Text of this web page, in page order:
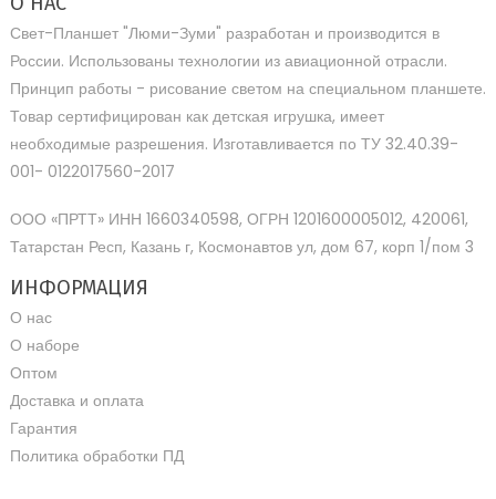
Свет-Планшет "Люми-Зуми" разработан и производится в
России. Использованы технологии из авиационной отрасли.
Принцип работы - рисование светом на специальном планшете.
Товар сертифицирован как детская игрушка, имеет
необходимые разрешения. Изготавливается по ТУ 32.40.39-
001- 0122017560-2017
ООО «ПРТТ» ИНН 1660340598, ОГРН 1201600005012, 420061,
Татарстан Респ, Казань г, Космонавтов ул, дом 67, корп 1/пом 3
ИНФОРМАЦИЯ
О нас
О наборе
Оптом
Доставка и оплата
Гарантия
Политика обработки ПД